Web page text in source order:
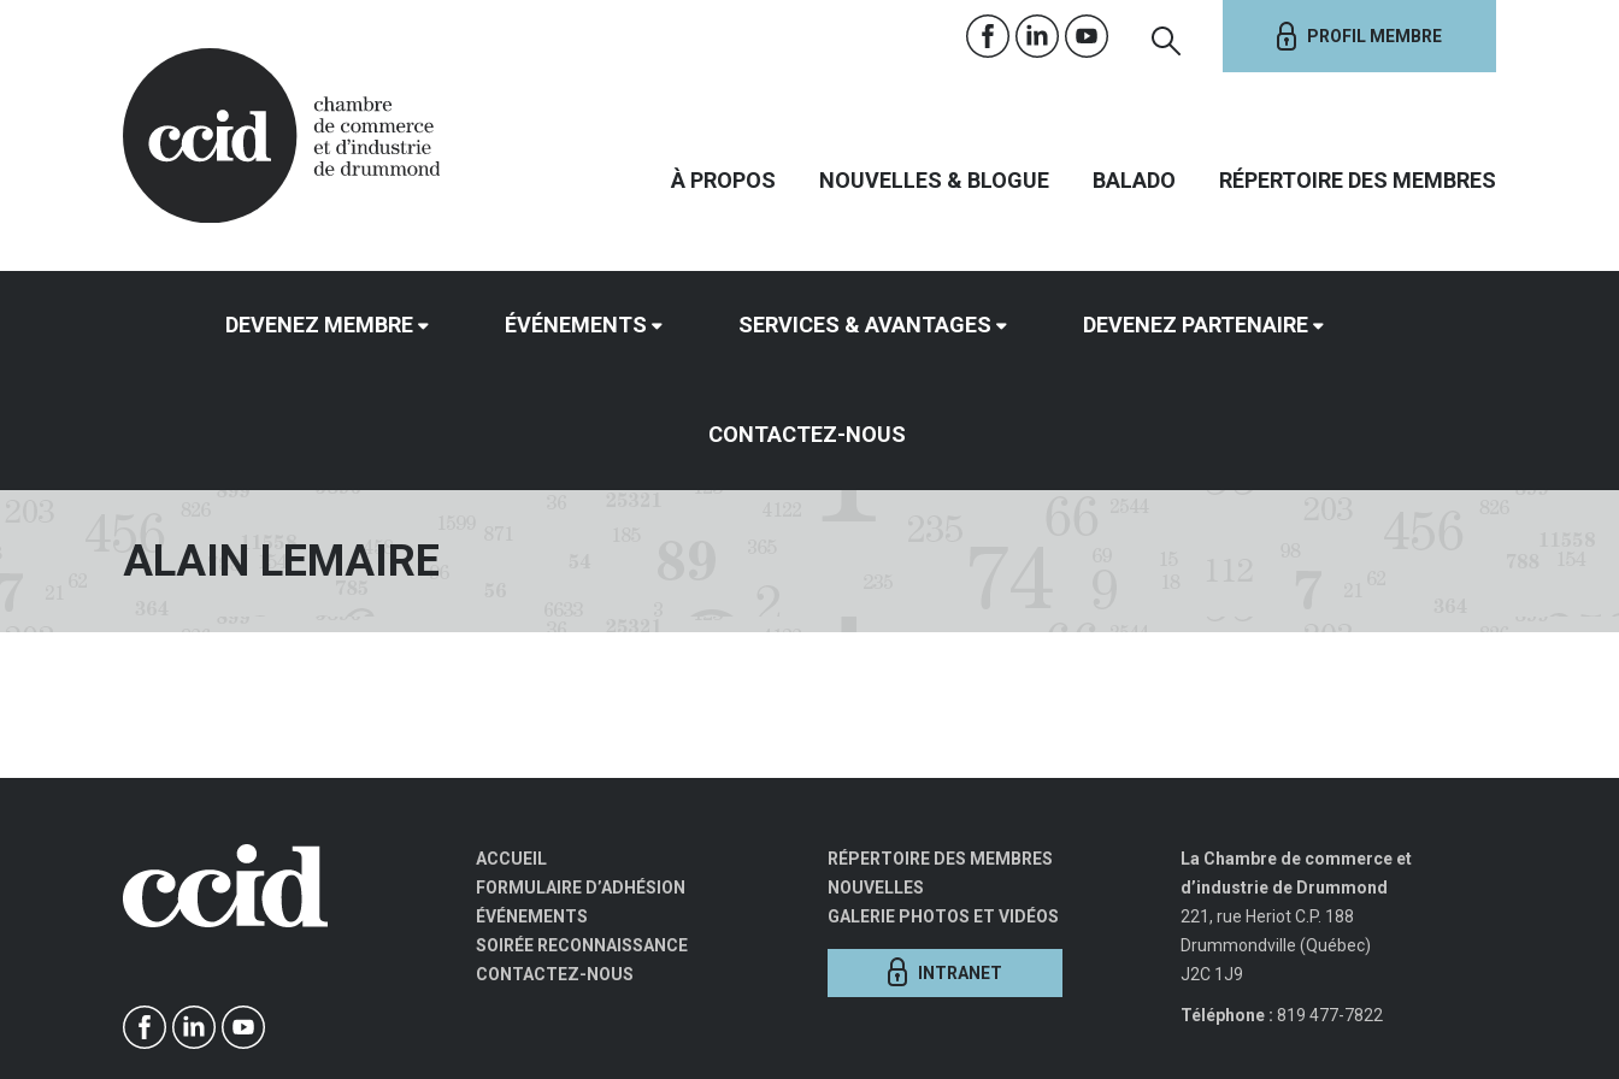
PROFIL MEMBRE
À PROPOS NOUVELLES & BLOGUE BALADO RÉPERTOIRE DES MEMBRES
DEVENEZ MEMBRE ÉVÉNEMENTS SERVICES & AVANTAGES DEVENEZ PARTENAIRE
CONTACTEZ-NOUS
ALAIN LEMAIRE
ACCUEIL
FORMULAIRE D’ADHÉSION
ÉVÉNEMENTS
SOIRÉE RECONNAISSANCE
CONTACTEZ-NOUS
RÉPERTOIRE DES MEMBRES
NOUVELLES
GALERIE PHOTOS ET VIDÉOS
INTRANET
La Chambre de commerce et
d’industrie de Drummond
221, rue Heriot C.P. 188
Drummondville (Québec)
J2C 1J9
Téléphone : 819 477-7822